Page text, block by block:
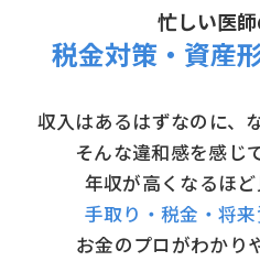
忙しい医
税金対策・資産
収入はあるはずなのに、
そんな違和感を感じ
年収が高くなるほど
手取り・税金・将
お金のプロがわかり